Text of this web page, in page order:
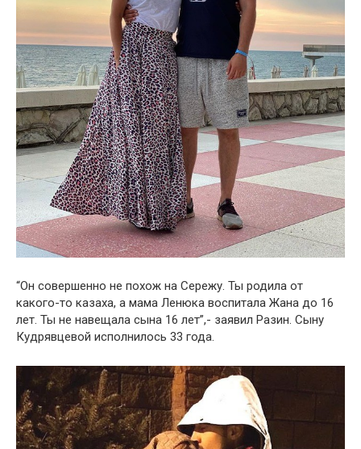
“Он совершенно не похож на Сережу. Ты родила от
какого-то казаха, а мама Ленюка воспитала Жана до 16
лет. Ты не навещала сына 16 лет”,- заявил Разин. Сыну
Кудрявцевой исполнилось 33 года.